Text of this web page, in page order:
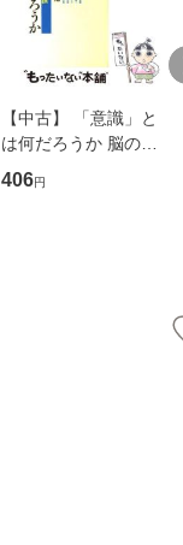
【中古】 「意識」と
は何だろうか 脳の来
歴、知覚の錯誤 （講
談社現代新書） / 下条
406円